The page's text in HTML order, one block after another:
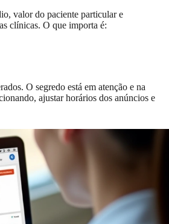
valor do paciente particular e
clínicas. O que importa é:
O segredo está em atenção e na
ajustar horários dos anúncios e